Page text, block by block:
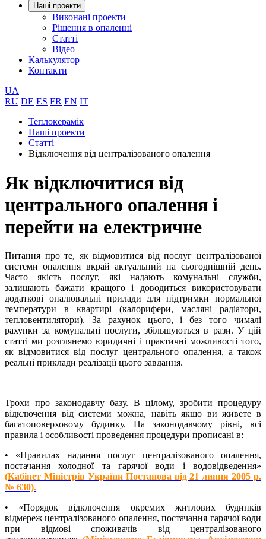
Нашi проекти
Виконані проекти
Рішення в опаленні
Статті
Відео
Калькулятор
Контакти
UA
RU DE ES FR EN IT
Теплокерамік
Нашi проекти
Статті
Відключення від централізованого опалення
Як відключитися від
центрального опалення і
перейти на електричне
Питання про те, як відмовитися від послуг централізованої
системи опалення вкрай актуальний на сьогоднішній день.
Часто якість послуг, які надають комунальні служби,
залишають бажати кращого і доводиться використовувати
додаткові опалювальні прилади для підтримки нормальної
температури в квартирі (калорифери, масляні радіатори,
тепловентилятори). За рахунок цього, і без того чималі
рахунки за комунальні послуги, збільшуються в рази. У цій
статті ми розглянемо юридичні і практичні можливості того,
як відмовитися від послуг центрального опалення, а також
реальні приклади реалізації цього завдання.
Трохи про законодавчу базу. В цілому, зробити процедуру
відключення від системи можна, навіть якщо ви живете в
багатоповерховому будинку. На законодавчому рівні, всі
правила і особливості проведення процедури прописані в:
• «Правилах надання послуг централізованого опалення,
постачання холодної та гарячої води і водовідведення»
(Кабінет Міністрів України Постанова від 21 липня 2005 р.
№ 630).
•
«Порядок відключення окремих житлових будинків
відмереж централізованого опалення, постачання гарячої води
при відмові споживачів від централізованого